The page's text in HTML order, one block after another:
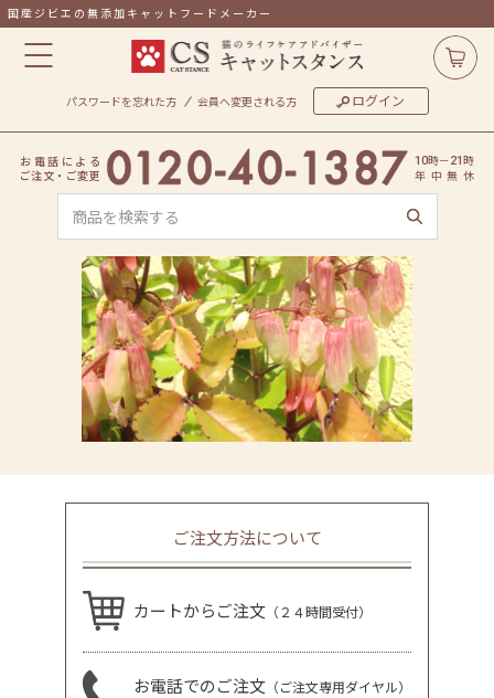
国産ジビエの無添加キャットフードメーカー
パスワードを忘れた方 会員へ変更される方 ログイン
お 電話 に よ る
ご注文 ・ ご変更
10時－21 時
年 中 無 休
ご注文方法について
カートからご注文 （２４時間受付）
お電話でのご注文 （ご注文専用ダイヤル）